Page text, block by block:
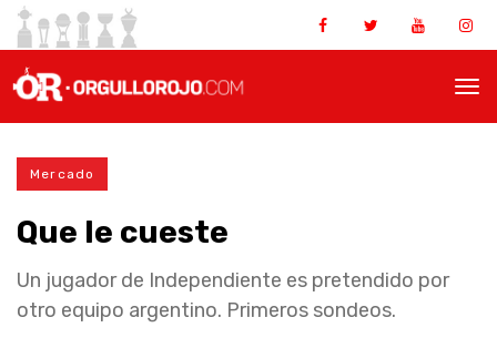
Mercado
Que le cueste
Un jugador de Independiente es pretendido por
otro equipo argentino. Primeros sondeos.